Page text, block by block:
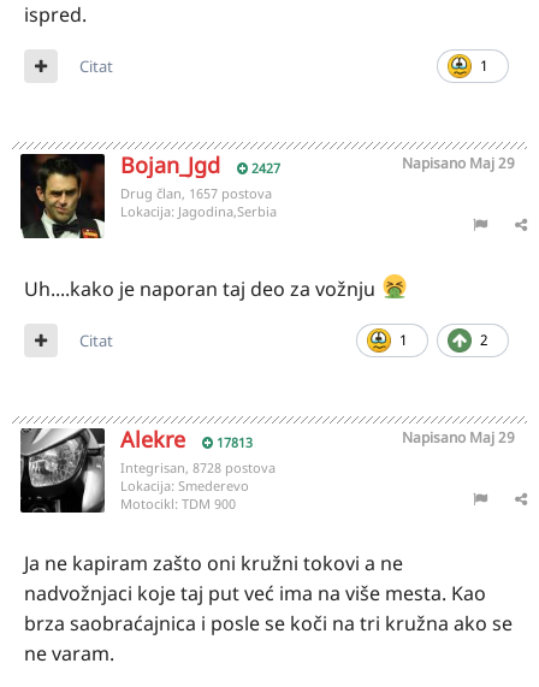
ispred.
1
Citat
Bojan_Jgd 2427 Napisano Maj 29
Drug član, 1657 postova
Lokacija: Jagodina,Serbia
Uh....kako je naporan taj deo za vožnju
1 2
Citat
Alekre 17813 Napisano Maj 29
Integrisan, 8728 postova
Lokacija: Smederevo
Motocikl: TDM 900
Ja ne kapiram zašto oni kružni tokovi a ne
nadvožnjaci koje taj put već ima na više mesta. Kao
brza saobraćajnica i posle se koči na tri kružna ako se
ne varam.